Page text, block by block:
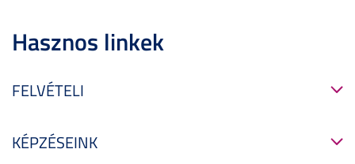
Hasznos linkek
FELVÉTELI
KÉPZÉSEINK